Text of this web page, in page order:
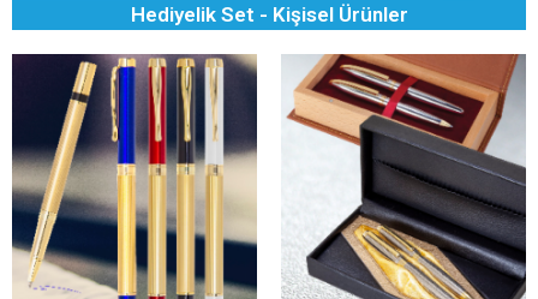
Hediyelik Set - Kişisel Ürünler